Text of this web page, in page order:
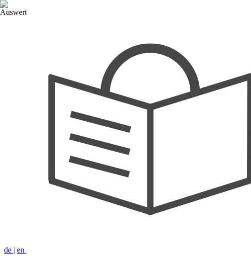
de | en